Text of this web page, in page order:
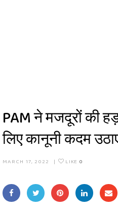
PAM ने मजदूरों की
लिए कानूनी कदम
MARCH 17, 2022 | LIKE 0